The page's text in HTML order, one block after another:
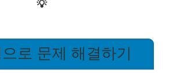
💡
로 문제 해결하기